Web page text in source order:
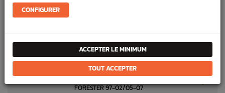
23,08 €
28316 WRX 01-01/03 STI 01-04 FORESTER 97-02
94,74 € 
28335*A Circlips roulement moyeu avant Origine
Subaru GT 93-00 WRX 01-07 STI 01-04
FORESTER 97-02/05-07
CONFIGURER
ACCEPTER LE MINIMUM
TOUT ACCEPTER